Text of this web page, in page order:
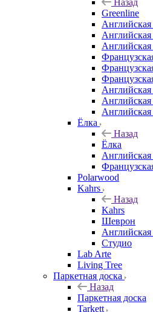
Назад
Greenline
Английская
Английская
Ёлка
Назад
Ёлка
Английская
Polarwood
Kahrs
Назад
Kahrs
Шеврон
Английская
Студио
Lab Arte
Living Tree
Паркетная доска
Назад
Паркетная доска
Tarkett